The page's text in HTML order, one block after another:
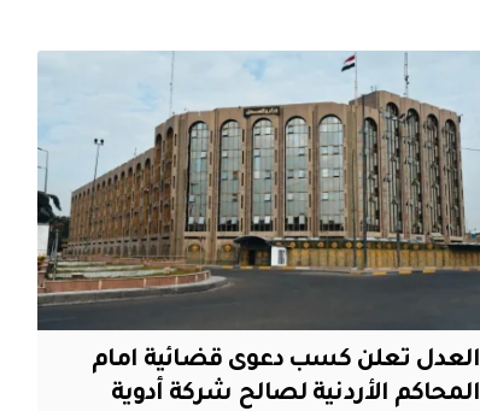
العدل تعلن كسب دعوى قضائية امام
المحاكم الأردنية لصالح شركة أدوية